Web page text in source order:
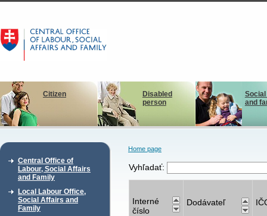
Citizen
Disabled
person
and
Central Office of
Labour, Social Affairs
and Family
Local Labour Office,
Social Affairs and
Family
Home page
Vyhľadať:
Interné
číslo
Dodávateľ